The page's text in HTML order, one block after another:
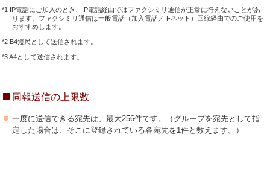
*1 IP電話にご加入のとき、IP電話経由ではファクシミリ通信が正常に行えないことがあ
ります。ファクシミリ通信は一般電話（加入電話／ Fネット）回線経由でのご使用を
おすすめします。
*2 B4短尺として送信されます。
*3 A4として送信されます。
同報送信の上限数
一度に送信できる宛先は、最大256件です。（グループを宛先として指
定した場合は、そこに登録されている各宛先を1件と数えます。）